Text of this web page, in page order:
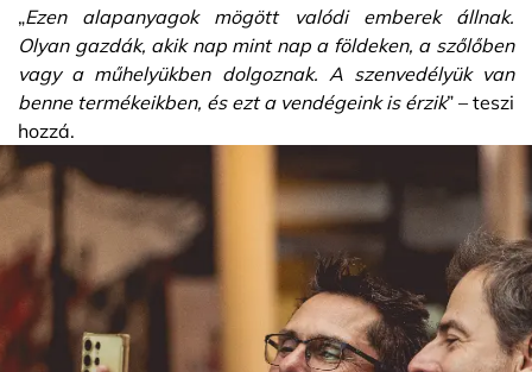
„Ezen alapanyagok mögött valódi emberek állnak.
Olyan gazdák, akik nap mint nap a földeken, a szőlőben
vagy a műhelyükben dolgoznak. A szenvedélyük van
benne termékeikben, és ezt a vendégeink is érzik” – teszi
hozzá.